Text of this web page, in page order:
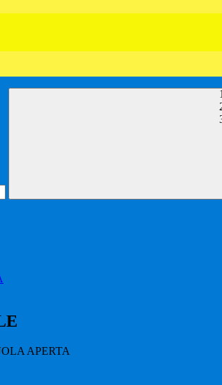
APERTA